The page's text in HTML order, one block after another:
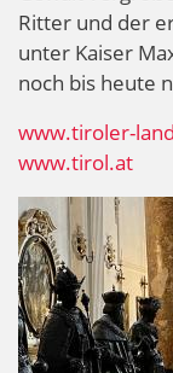
Ritter und der
unter Kaiser
noch bis heute
www.tiroler-
www.tirol.at